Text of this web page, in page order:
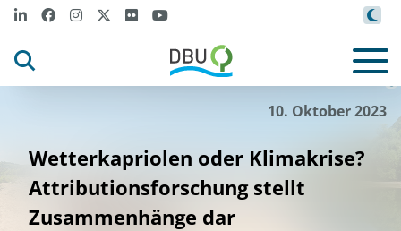
©
katho
m
enden
-
s t
ock
.adobe_ .co
m
_ -sca
l
ed
.
j p
10. Oktober 2023
Wetterkapriolen oder Klimakrise?
Attributionsforschung stellt
Zusammenhänge dar